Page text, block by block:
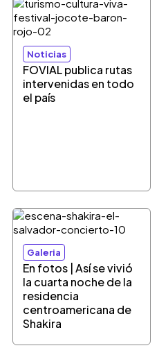
Noticias
FOVIAL publica rutas
intervenidas en todo
el país
Galeria
En fotos | Así se vivió
la cuarta noche de la
residencia
centroamericana de
Shakira